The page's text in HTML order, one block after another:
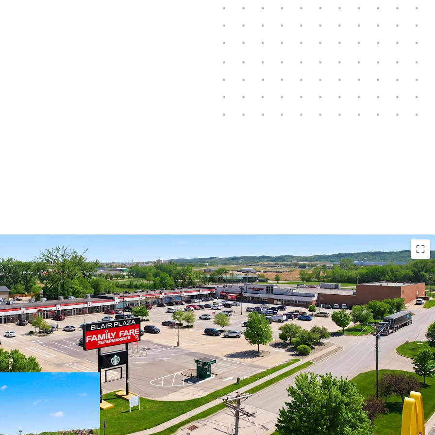
Rare Opportunity to Acquire Grocery-Anchored Assets in
High Growth Omaha MSA in Scale
Ability to acquire five grocery-anchored and/or necessity-
based retail assets in addition to one vacant box totaling
376,359 square feet across one of the Midwest’s fastest-
growing markets.
+/- 37% of portfolio income is generated by Family Fare